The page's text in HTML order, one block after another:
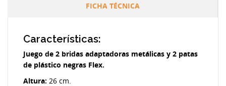
FICHA TÉCNICA
Características:
Juego de 2 bridas adaptadoras metálicas y 2 patas
de plástico negras Flex.
Altura: 26 cm.